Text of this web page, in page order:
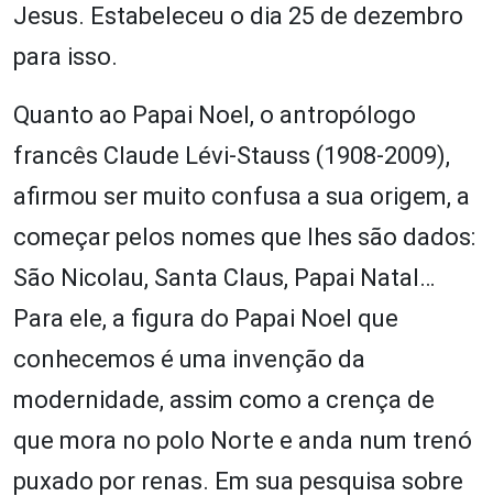
Jesus. Estabeleceu o dia 25 de dezembro
para isso.
Quanto ao Papai Noel, o antropólogo
francês Claude Lévi-Stauss (1908-2009),
afirmou ser muito confusa a sua origem, a
começar pelos nomes que lhes são dados:
São Nicolau, Santa Claus, Papai Natal…
Para ele, a figura do Papai Noel que
conhecemos é uma invenção da
modernidade, assim como a crença de
que mora no polo Norte e anda num trenó
puxado por renas. Em sua pesquisa sobre